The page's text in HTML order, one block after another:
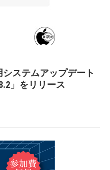
システムアップデート
」をリリース